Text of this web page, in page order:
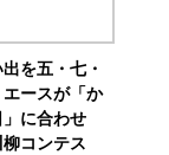
を五・七・
ースが「か
に合わせ
柳コンテス